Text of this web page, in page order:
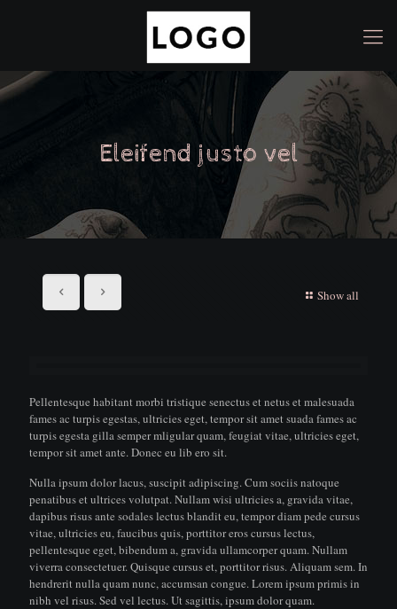
Eleifend justo vel
Show all
Pellentesque habitant morbi tristique senectus et netus et malesuada
fames ac turpis egestas, ultricies eget, tempor sit amet suada fames ac
turpis egesta gilla semper mligular quam, feugiat vitae, ultricies eget,
tempor sit amet ante. Donec eu lib ero sit.
Nulla ipsum dolor lacus, suscipit adipiscing. Cum sociis natoque
penatibus et ultrices volutpat. Nullam wisi ultricies a, gravida vitae,
dapibus risus ante sodales lectus blandit eu, tempor diam pede cursus
vitae, ultricies eu, faucibus quis, porttitor eros cursus lectus,
pellentesque eget, bibendum a, gravida ullamcorper quam. Nullam
viverra consectetuer. Quisque cursus et, porttitor risus. Aliquam sem. In
hendrerit nulla quam nunc, accumsan congue. Lorem ipsum primis in
nibh vel risus. Sed vel lectus. Ut sagittis, ipsum dolor quam.